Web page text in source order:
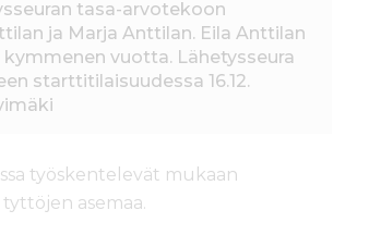
tasa-arvotekoon
ja Marja Anttilan. Eila Anttilan
vuotta. Lähetysseura
starttitilaisuudessa 16.12.
työskentelevät mukaan
asemaa.